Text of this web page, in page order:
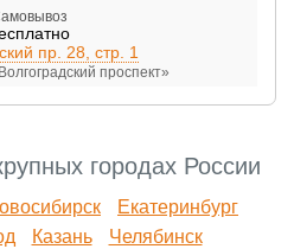
пр. 28, стр. 1
проспект»
городах России
Екатеринбург
Казань
Челябинск